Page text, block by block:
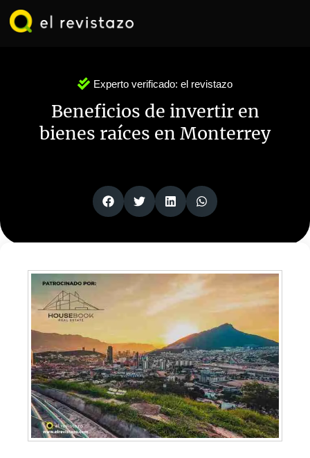
Experto verificado: el revistazo
Beneficios de invertir en
bienes raíces en Monterrey